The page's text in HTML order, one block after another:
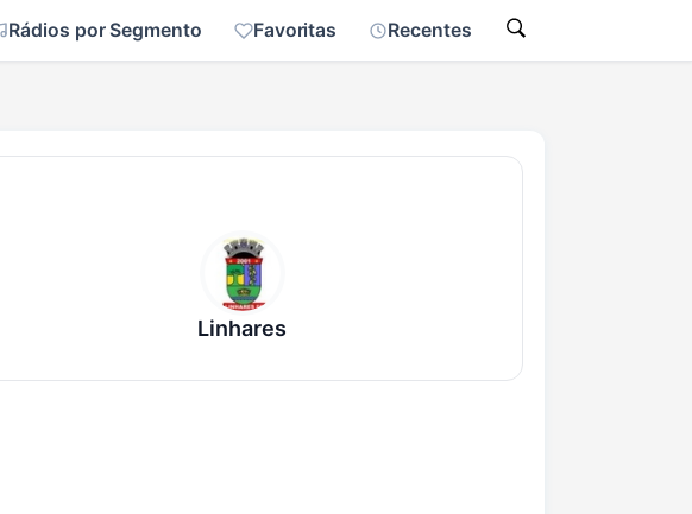
Rádios por Segmento Favoritas Recentes
Linhares